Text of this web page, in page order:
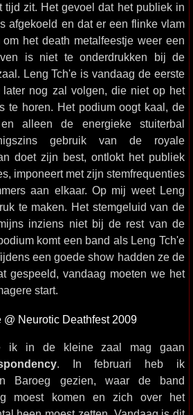
tijd zit. Het gevoel dat het publiek in
afgekoeld en dat er een flinke vlam
het death metalfeestje weer een
is niet te onderdrukken bij de
Leng Tch'e is vandaag de eerste
nog zal volgen, die niet op het
te horen. Het podium oogt kaal, de
alleen de energieke stuiterbal
gebruik van de royale
doet zijn best, ontlokt het publiek
imponeert met zijn stemfrequenties
aan elkaar. Op mij weet Leng
te maken. Het stemgeluid van de
inziens niet bij de rest van de
komt een band als Leng Tch'e
een goede show hadden ze de
gespeeld, vandaag moeten we het
start.
ik in de kleine zaal mag gaan
. In februari heb ik
Baroeg gezien, waar de band
moest komen en zich over het